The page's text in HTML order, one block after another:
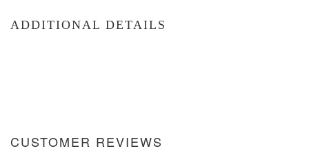
ADDITIONAL DETAILS
CUSTOMER REVIEWS